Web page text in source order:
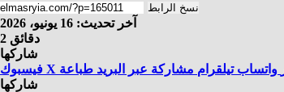
نسخ الرابط
آخر تحديث: 16 يونيو، 2026
2 دقائق
شاركها
فيسبوك X واتساب تيلقرام مشاركة عبر البريد طباعة
شاركها